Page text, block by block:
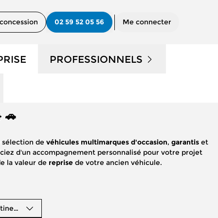
02 59 52 05 56 Me connecter
PROFESSIONNELS
CONTACTEZ UN CONSEILLER
"PRO"
🚗
sélection de véhicules multimarques d'occasion, garantis et
d'un accompagnement personnalisé pour votre projet
la valeur de reprise de votre ancien véhicule.